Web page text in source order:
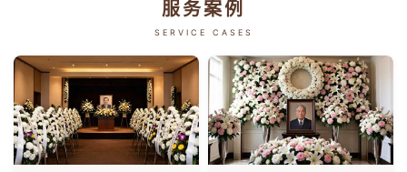
服务案例
SERVICE CASES